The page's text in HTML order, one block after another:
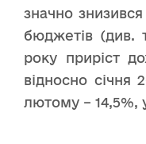
значно
бюджетів (див.
року приріст
відносно січня
лютому – 14,5%,